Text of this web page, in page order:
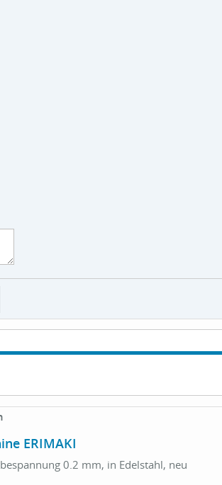
ERIMAKI
0.2 mm, in Edelstahl, neu